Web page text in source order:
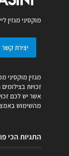
מוקסיני מגזין
יצירת קשר
מגזין מוקסיני
זכויות
אשר יש לכם
מהשימוש
התגיות הכי